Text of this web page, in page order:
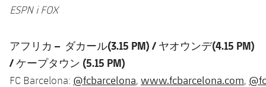
ESPN i FOX
アフリカ – ダカール(3.15 PM) / ヤオウンデ(4.15 PM)
/ケープタウン (5.15 PM)
FC Barcelona: @fcbarcelona, www.fcbarcelona.com,